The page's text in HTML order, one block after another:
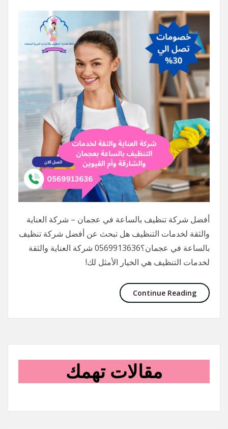
أفضل شركة تنظيف بالساعة في عجمان – شركة العناية
والثقة لخدمات التنظيف هل تبحث عن أفضل شركة تنظيف
بالساعة في عجمان؟0569913636 شركة العناية والثقة
لخدمات التنظيف هي الخيار الأمثل لك!
Continue Reading
مقالات تهمك